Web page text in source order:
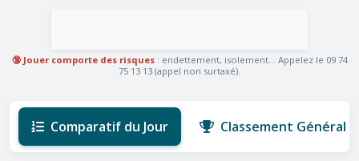
🔞 Jouer comporte des risques: endettement, isolement... Appelez le 09 74
75 13 13 (appel non surtaxé).
Comparatif du Jour Classement Général